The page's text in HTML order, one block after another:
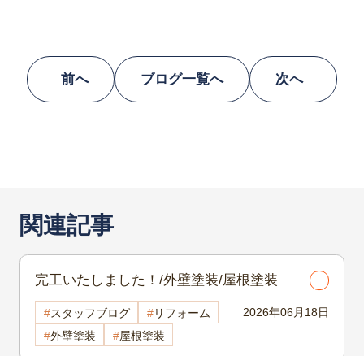
前へ ブログ一覧へ 次へ
関連記事
2026年06月18日
完工いたしました！/外壁塗装/屋根塗装
スタッフブログ
リフォーム
外壁塗装
屋根塗装